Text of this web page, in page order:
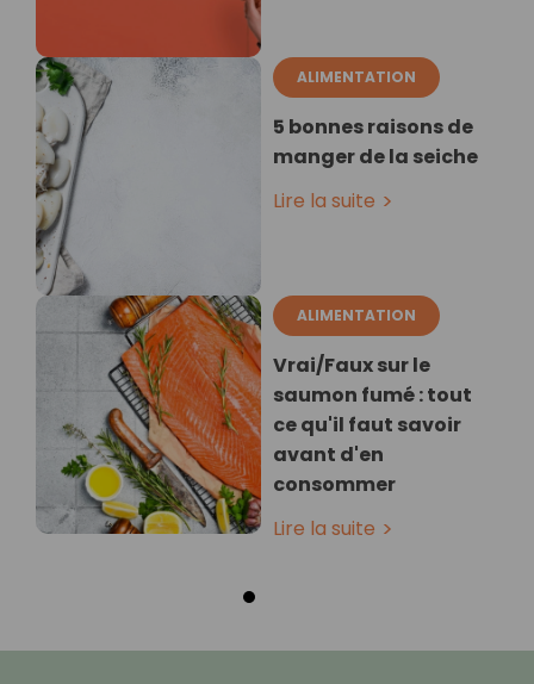
ALIMENTATION
5 bonnes raisons de
manger de la seiche
Lire la suite
ALIMENTATION
Vrai/Faux sur le
saumon fumé : tout
ce qu'il faut savoir
avant d'en
consommer
Lire la suite